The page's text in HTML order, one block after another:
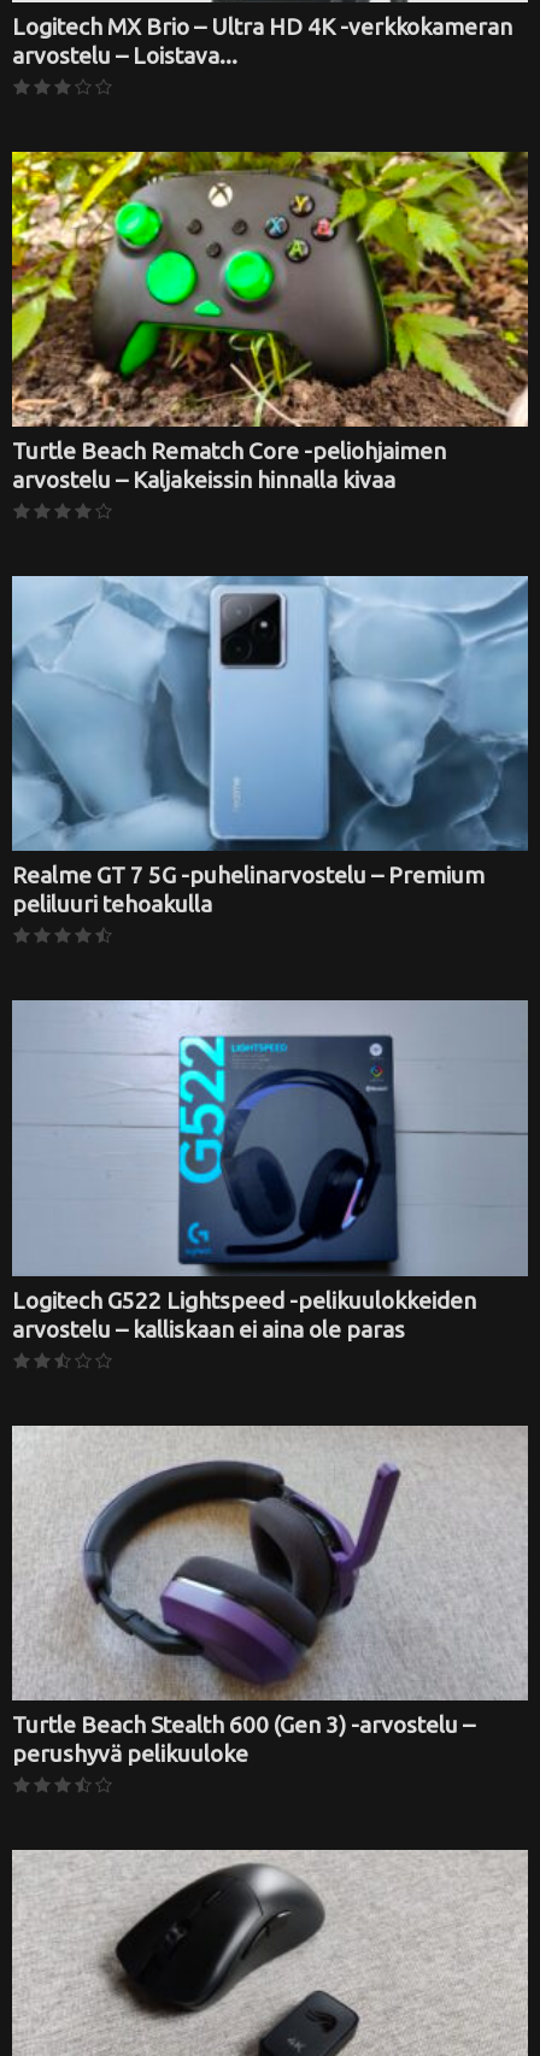
Logitech MX Brio – Ultra HD 4K -verkkokameran
arvostelu – Loistava...
Turtle Beach Rematch Core -peliohjaimen
arvostelu – Kaljakeissin hinnalla kivaa
Realme GT 7 5G -puhelinarvostelu – Premium
peliluuri tehoakulla
Logitech G522 Lightspeed -pelikuulokkeiden
arvostelu – kalliskaan ei aina ole paras
Turtle Beach Stealth 600 (Gen 3) -arvostelu –
perushyvä pelikuuloke